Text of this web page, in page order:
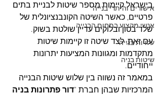
אישורים והיתרי בנייה
אנשי מקצוע בתחום הבנייה
עלויות בנייה
שיטות בניה
בישראל קיימות מספר שיטות לבניית בתים
פרטיים, כאשר השיטה הקונבנציונלית של
שלד בטון ובלוקים עדיין שולטת בשוק.
עם זאת, לצד שיטה זו קיימות שיטות
מתקדמות ומגוונות המציעות יתרונות
ייחודיים.
במאמר זה נשווה בין שלוש שיטות הבנייה
המרכזיות שבהן חברת "דור פתרונות בניה